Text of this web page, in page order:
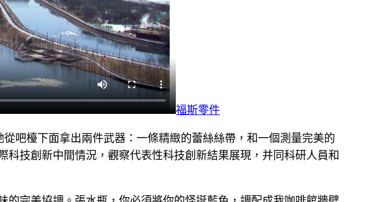
福斯零件
吧檯下面拿出兩件武器：一條精緻的蕾絲絲帶，和一個測量完美的
技創新中間情況，觀察代表性科技創新結果展現，并同科研人員和